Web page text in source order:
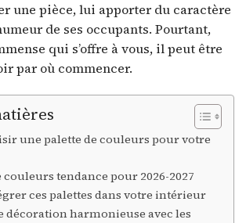
une pièce, lui apporter du caractère
de ses occupants. Pourtant,
qui s’offre à vous, il peut être
par où commencer.
une palette de couleurs pour votre
couleurs tendance pour 2026-2027
ces palettes dans votre intérieur
décoration harmonieuse avec les